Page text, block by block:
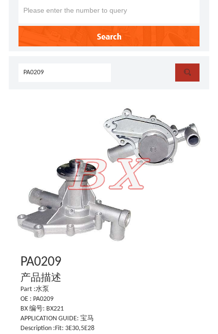
Search

PA0209
产品描述
Part :水泵
OE : PA0209
BX 编号: BX221
APPLICATION GUIDE: 宝马
Description :Fit: 3E30,5E28